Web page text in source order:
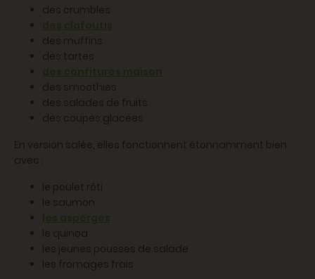
des crumbles
des clafoutis
des muffins
des tartes
des confitures maison
des smoothies
des salades de fruits
des coupes glacées
En version salée, elles fonctionnent étonnamment bien
avec :
le poulet rôti
le saumon
les asperges
le quinoa
les jeunes pousses de salade
les fromages frais